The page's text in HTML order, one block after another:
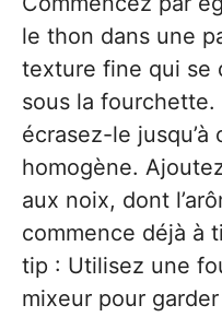
le thon dans une
texture fine qui se
sous la fourchette.
écrasez-le
homogène.
aux noix, dont
commence déjà à
tip : Utilisez une
mixeur pour